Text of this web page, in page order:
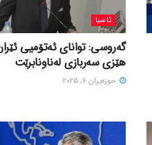
ئاسیا
گەروسی: توانای ئەتۆمیی
هێزی سەربازی لەناونابرێت
حوزه‌یران 6, 2025